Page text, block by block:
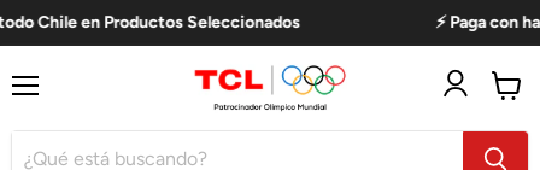
Chile en Productos Seleccionados ⚡ Paga con
carro